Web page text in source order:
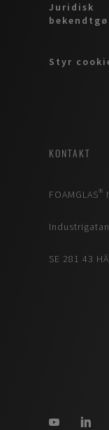
Juridisk
Styr
KONTAKT
SE 281 43